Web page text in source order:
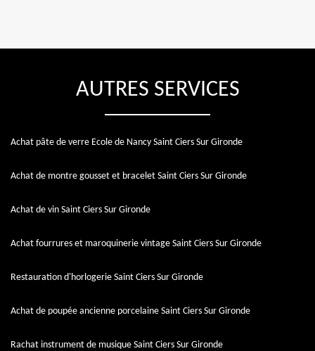
AUTRES SERVICES
Achat pâte de verre Ecole de Nancy Saint Ciers Sur Gironde
Achat de montre gousset et bracelet Saint Ciers Sur Gironde
Achat de vin Saint Ciers Sur Gironde
Achat fourrures et maroquinerie vintage Saint Ciers Sur Gironde
Restauration d'horlogerie Saint Ciers Sur Gironde
Achat de poupée ancienne porcelaine Saint Ciers Sur Gironde
Rachat instrument de musique Saint Ciers Sur Gironde